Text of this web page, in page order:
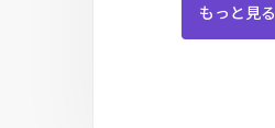
もっと見る